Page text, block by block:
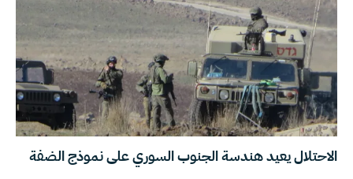
الاحتلال يعيد هندسة الجنوب السوري على نموذج الضفة